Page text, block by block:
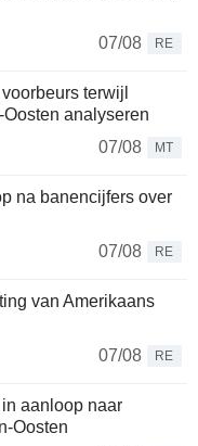
07/08
RE
terwijl
analyseren
07/08
MT
na banencijfers over
07/08
RE
van Amerikaans
07/08
RE
aanloop naar
Oosten